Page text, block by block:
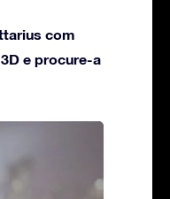
com
e procure-a